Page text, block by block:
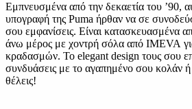
Εμπνευσμένα από την δεκαετία του ’90,
υπογραφή της Puma ήρθαν να σε
σου εμφανίσεις. Είναι κατασκευασμένα
άνω μέρος με χοντρή σόλα από IMEVA
κραδασμών. Το elegant design τους σου
συνδυάσεις με το αγαπημένο σου κολάν
θέλεις!